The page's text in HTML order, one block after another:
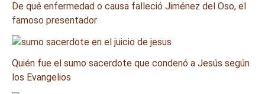
De qué enfermedad o causa falleció Jiménez del Oso, el
famoso presentador
Quién fue el sumo sacerdote que condenó a Jesús según
los Evangelios